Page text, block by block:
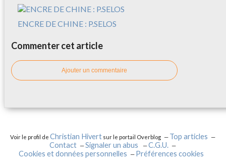
ENCRE DE CHINE : P.SELOS
Commenter cet article
Ajouter un commentaire
Voir le profil deChristian Hivert sur le portail Overblog
Top articles
Contact
Signaler un abus
C.G.U.
Cookies et données personnelles
Préférences cookies